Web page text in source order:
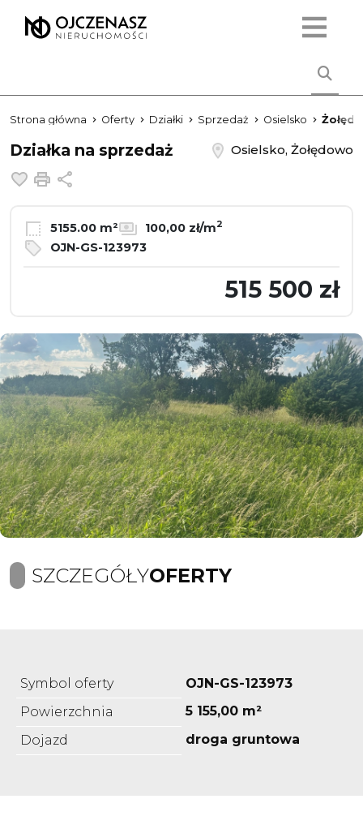
Strona główna Oferty Działki Sprzedaż Osielsko
Działka na sprzedaż
Osielsko, Żołędowo
Dodaj do ulubionych
Drukuj
5155.00 m² 100,00 zł/m2
OJN-GS-123973
515 500 zł
SZCZEGÓŁYOFERTY
Symbol oferty
OJN-GS-123973
Powierzchnia
5 155,00 m²
Dojazd
droga gruntowa